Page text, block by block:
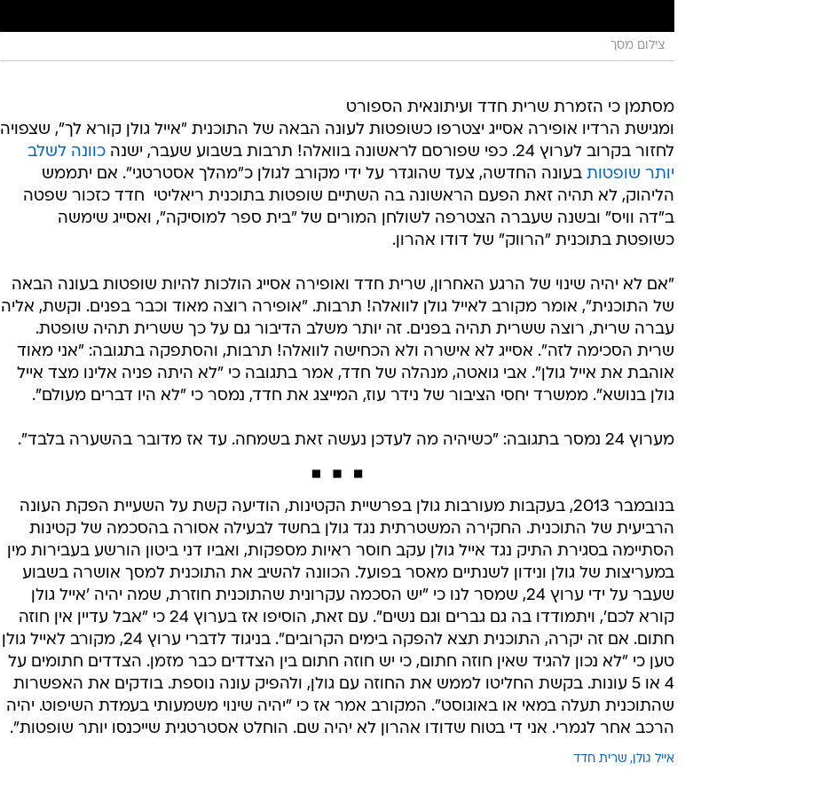
צילום מסך
מסתמן כי הזמרת שרית חדד ועיתונאית הספורט
ומגישת הרדיו אופירה אסייג יצטרפו כשופטות לעונה הבאה של התוכנית "אייל גולן קורא לך", שצפויה
לחזור בקרוב לערוץ 24. כפי שפורסם לראשונה בוואלה! תרבות בשבוע שעבר, ישנה
כוונה לשלב
יותר שופטות בעונה החדשה, צעד שהוגדר על ידי מקורב לגולן כ"מהלך אסטרטגי". אם יתממש
הליהוק, לא תהיה זאת הפעם הראשונה בה השתיים שופטות בתוכנית ריאליטי  חדד כזכור שפטה
ב"דה וויס" ובשנה שעברה הצטרפה לשולחן המורים של "בית ספר למוסיקה", ואסייג שימשה
כשופטת בתוכנית "הרווק" של דודו אהרון.
"אם לא יהיה שינוי של הרגע האחרון, שרית חדד ואופירה אסייג הולכות להיות שופטות בעונה הבאה
של התוכנית", אומר מקורב לאייל גולן לוואלה! תרבות. "אופירה רוצה מאוד וכבר בפנים. וקשת, אליה
עברה שרית, רוצה ששרית תהיה בפנים. זה יותר משלב הדיבור גם על כך ששרית תהיה שופטת.
שרית הסכימה לזה". אסייג לא אישרה ולא הכחישה לוואלה! תרבות, והסתפקה בתגובה: "אני מאוד
אוהבת את אייל גולן". אבי גואטה, מנהלה של חדד, אמר בתגובה כי "לא היתה פניה אלינו מצד אייל
גולן בנושא". ממשרד יחסי הציבור של נידר עוז, המייצג את חדד, נמסר כי "לא היו דברים מעולם".
מערוץ 24 נמסר בתגובה: "כשיהיה מה לעדכן נעשה זאת בשמחה. עד אז מדובר בהשערה בלבד".
בנובמבר 2013, בעקבות מעורבות גולן בפרשיית הקטינות, הודיעה קשת על השעיית הפקת העונה
הרביעית של התוכנית. החקירה המשטרתית נגד גולן בחשד לבעילה אסורה בהסכמה של קטינות
הסתיימה בסגירת התיק נגד אייל גולן עקב חוסר ראיות מספקות, ואביו דני ביטון הורשע בעבירות מין
במעריצות של גולן ונידון לשנתיים מאסר בפועל. הכוונה להשיב את התוכנית למסך אושרה בשבוע
שעבר על ידי ערוץ 24, שמסר לנו כי "יש הסכמה עקרונית שהתוכנית חוזרת, שמה יהיה 'אייל גולן
קורא לכם', ויתמודדו בה גם גברים וגם נשים". עם זאת, הוסיפו אז בערוץ 24 כי "אבל עדיין אין חוזה
חתום. אם זה יקרה, התוכנית תצא להפקה בימים הקרובים". בניגוד לדברי ערוץ 24, מקורב לאייל גולן
טען כי "לא נכון להגיד שאין חוזה חתום, כי יש חוזה חתום בין הצדדים כבר מזמן. הצדדים חתומים על
4 או 5 עונות. בקשת החליטו לממש את החוזה עם גולן, ולהפיק עונה נוספת. בודקים את האפשרות
שהתוכנית תעלה במאי או באוגוסט". המקורב אמר אז כי "יהיה שינוי משמעותי בעמדת השיפוט. יהיה
הרכב אחר לגמרי. אני די בטוח שדודו אהרון לא יהיה שם. הוחלט אסטרטגית שייכנסו יותר שופטות".
אייל גולן שרית חדד